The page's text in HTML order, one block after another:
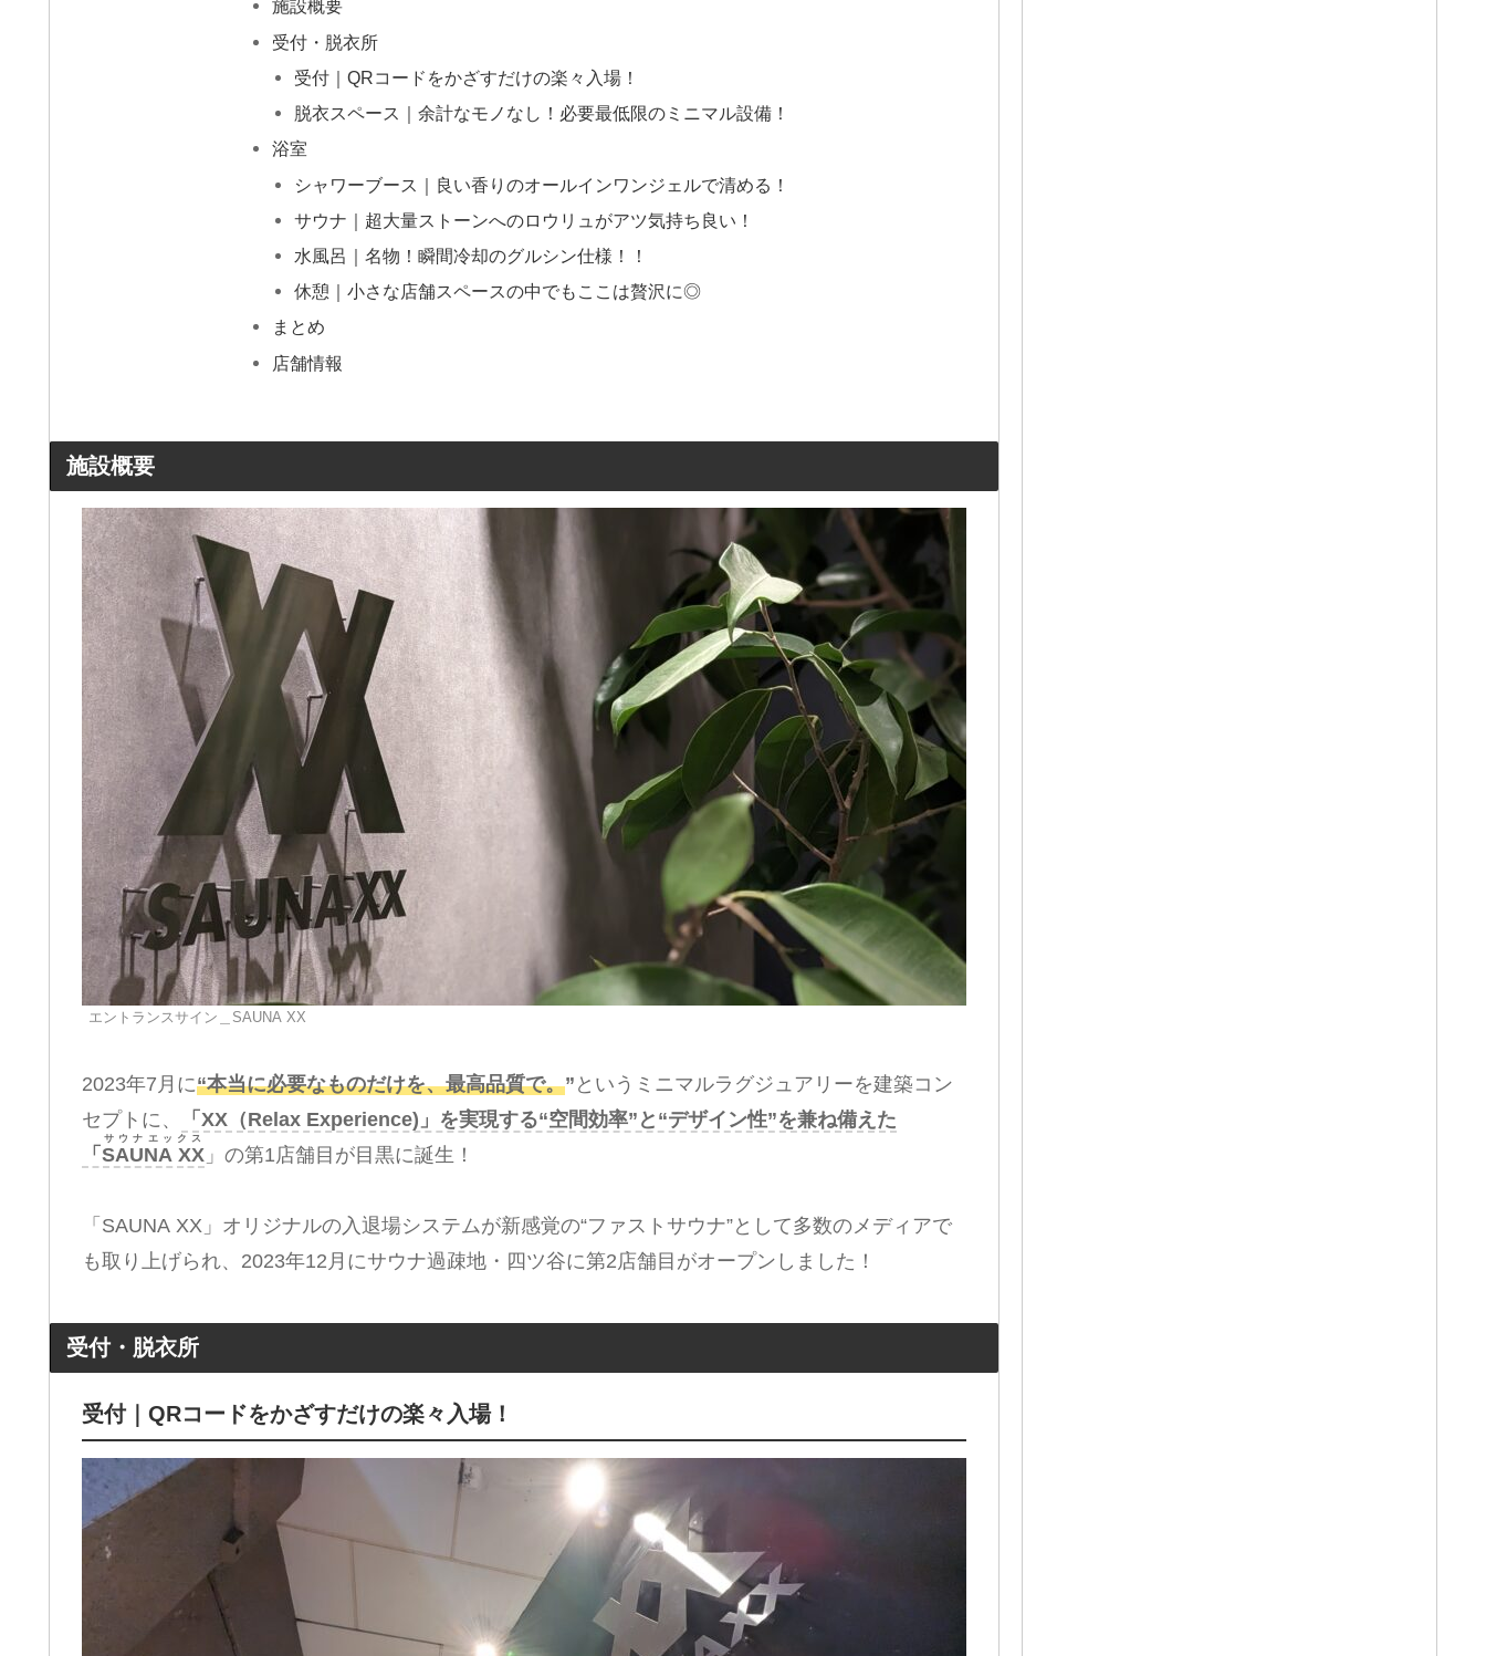
施設概要
受付・脱衣所
受付｜QRコードをかざすだけの楽々入場！
脱衣スペース｜余計なモノなし！必要最低限のミニマル設備！
浴室
シャワーブース｜良い香りのオールインワンジェルで清める！
サウナ｜超大量ストーンへのロウリュがアツ気持ち良い！
水風呂｜名物！瞬間冷却のグルシン仕様！！
休憩｜小さな店舗スペースの中でもここは贅沢に◎
まとめ
店舗情報
施設概要
エントランスサイン＿SAUNA XX
2023年7月に“本当に必要なものだけを、最高品質で。” というミニマルラグジュアリーを建築コン
セプトに、
「XX（Relax Experience)」を実現する“空間効率”と“デザイン性”を兼ね備えた
「 SAUNA XX
サウナエックス
」の第1店舗目が目黒に誕生！
「SAUNA XX」オリジナルの入退場システムが新感覚の“ファストサウナ”として多数のメディアで
も取り上げられ、2023年12月にサウナ過疎地・四ツ谷に第2店舗目がオープンしました！
受付・脱衣所
受付｜QRコードをかざすだけの楽々入場！